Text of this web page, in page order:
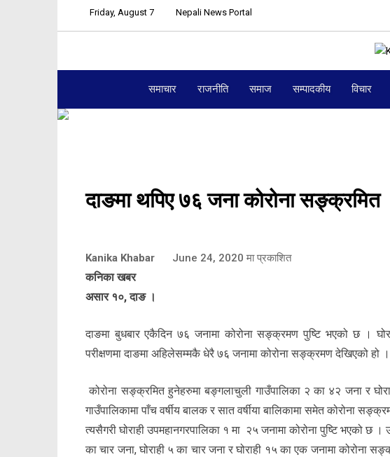
Friday, August 7 Nepali News Portal
समाचार राजनीति समाज सम्पादकीय विचार
दाङमा थपिए ७६ जना कोरोना सङ्क्रमित
Kanika Khabar June 24, 2020 मा प्रकाशित
कनिका खबर
असार १०, दाङ ।
दाङमा बुधबार एकैदिन ७६ जनामा कोरोना सङ्क्रमण पुष्टि भएको छ ।
परीक्षणमा दाङमा अहिलेसम्मकै धेरै ७६ जनामा कोरोना सङ्क्रमण देखिएको हो ।
कोरोना सङ्क्रमित हुनेहरुमा बङ्गलाचुली गाउँपालिका २ का ४२ जना र
गाउँपालिकामा पाँच वर्षीय बालक र सात वर्षीया बालिकामा समेत कोरोना
त्यसैगरी घोराही उपमहानगरपालिका १ मा २५ जनामा कोरोना पुष्टि भएको छ
का चार जना, घोराही ५ का चार जना र घोराही १५ का एक जनामा कोरोना